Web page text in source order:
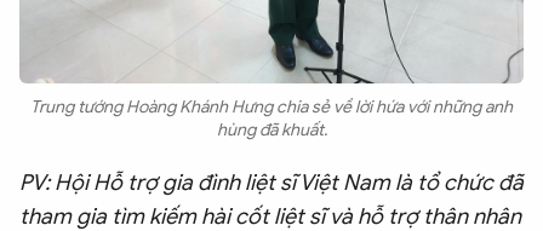
Trung tướng Hoàng Khánh Hưng chia sẻ về lời hứa với những anh
hùng đã khuất.
PV: Hội Hỗ trợ gia đình liệt sĩ Việt Nam là tổ chức đã
tham gia tìm kiếm hài cốt liệt sĩ và hỗ trợ thân nhân